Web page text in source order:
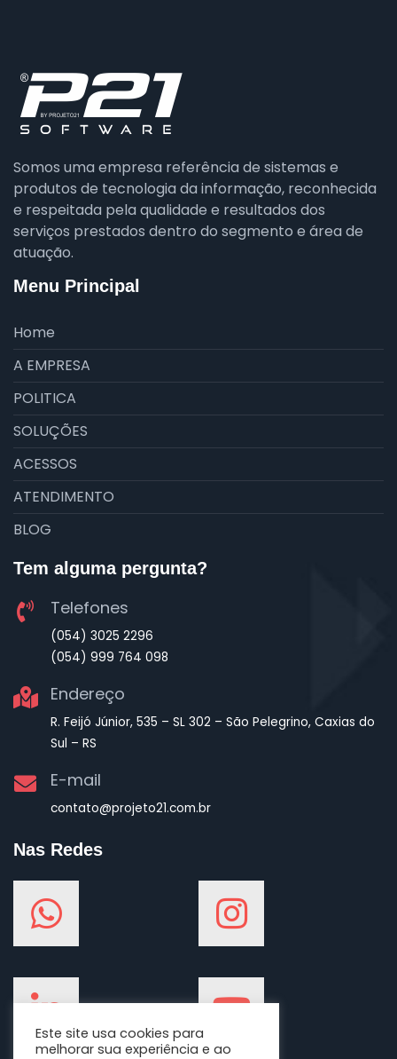
Somos uma empresa referência de sistemas e
produtos de tecnologia da informação, reconhecida
e respeitada pela qualidade e resultados dos
serviços prestados dentro do segmento e área de
atuação.
Menu Principal
Home
A EMPRESA
POLITICA
SOLUÇÕES
ACESSOS
ATENDIMENTO
BLOG
Tem alguma pergunta?
Telefones
(054) 3025 2296
(054) 999 764 098
Endereço
R. Feijó Júnior, 535 – SL 302 – São Pelegrino, Caxias do
Sul – RS
E-mail
contato@projeto21.com.br
Nas Redes
Este site usa cookies para
melhorar sua experiência e ao